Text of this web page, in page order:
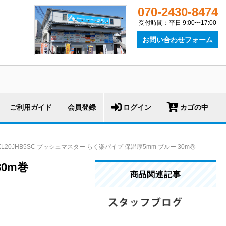
070-2430-8474
受付時間：平日 9:00〜17:00
お問い合わせフォーム
ご利用ガイド 会員登録 ログイン カゴの中
プッシュマスター らく楽パイプ 保温厚5mm ブルー 30m巻
巻
商品関連記事